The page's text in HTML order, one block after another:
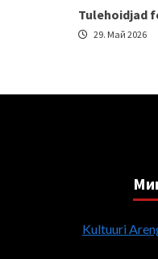
Tulehoidjad
29. Май 2026
Kultuuri